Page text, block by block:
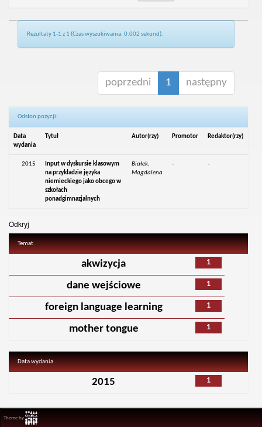
Rezultaty 1-1 z 1 (Czas wyszukiwania: 0.002 sekund).
poprzedni 1 następny
Odsłon pozycji:
Data
wydania
Tytuł Autor(rzy) Promotor Redaktor(rzy)
2015
Input w dyskursie klasowym
na przykładzie języka
niemieckiego jako obcego w
szkołach
ponadgimnazjalnych
Białek,
Magdalena
- -
Odkryj
Temat
1
akwizycja
1
dane wejściowe
1
foreign language learning
1
mother tongue
Data wydania
1
2015
Theme by